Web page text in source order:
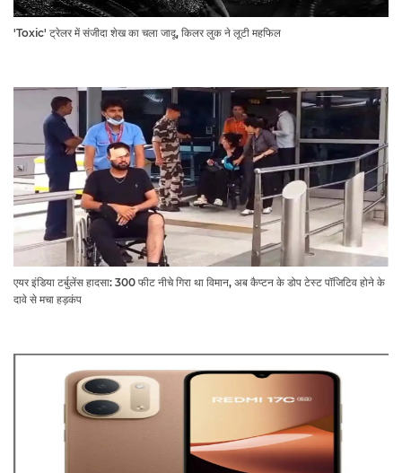
'Toxic' ट्रेलर में संजीदा शेख का चला जादू, किलर लुक ने लूटी महफिल
एयर इंडिया टर्बुलेंस हादसा: 300 फीट नीचे गिरा था विमान, अब कैप्टन के डोप टेस्ट पॉजिटिव होने के
दावे से मचा हड़कंप